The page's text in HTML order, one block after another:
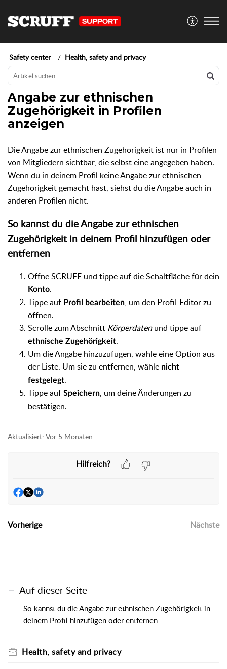
Safety center Health, safety and privacy
Angabe zur ethnischen
Zugehörigkeit in Profilen
anzeigen
Die Angabe zur ethnischen Zugehörigkeit ist nur in Profilen
von Mitgliedern sichtbar, die selbst eine angegeben haben.
Wenn du in deinem Profil keine Angabe zur ethnischen
Zugehörigkeit gemacht hast, siehst du die Angabe auch in
anderen Profilen nicht.
So kannst du die Angabe zur ethnischen
Zugehörigkeit in deinem Profil hinzufügen oder
entfernen
Öffne SCRUFF und tippe auf die Schaltfläche für dein
Konto.
Tippe auf Profil bearbeiten, um den Profil-Editor zu
öffnen.
Scrolle zum Abschnitt Körperdatenund tippe auf
ethnische Zugehörigkeit.
Um die Angabe hinzuzufügen, wähle eine Option aus
der Liste. Um sie zu entfernen, wähle nicht
festgelegt.
Tippe auf Speichern, um deine Änderungen zu
bestätigen.
Aktualisiert: Vor 5 Monaten
Hilfreich?
Vorherige Nächste
Auf dieser Seite
So kannst du die Angabe zur ethnischen Zugehörigkeit in
deinem Profil hinzufügen oder entfernen
Health, safety and privacy